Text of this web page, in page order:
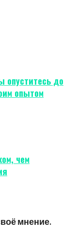
опуститесь до
опытом
чем
мнение.